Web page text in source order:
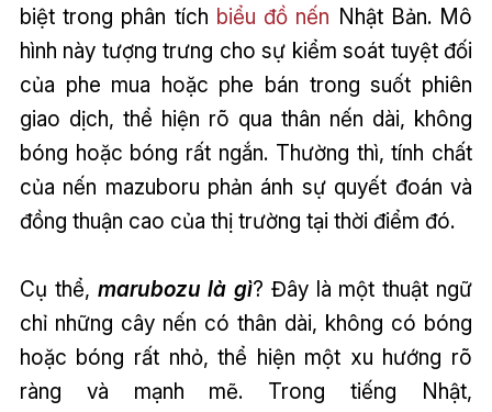
biệt trong phân tích biểu đồ nến Nhật Bản. Mô
hình này tượng trưng cho sự kiểm soát tuyệt đối
của phe mua hoặc phe bán trong suốt phiên
giao dịch, thể hiện rõ qua thân nến dài, không
bóng hoặc bóng rất ngắn. Thường thì, tính chất
của nến mazuboru phản ánh sự quyết đoán và
đồng thuận cao của thị trường tại thời điểm đó.
Cụ thể, marubozu là gì? Đây là một thuật ngữ
chỉ những cây nến có thân dài, không có bóng
hoặc bóng rất nhỏ, thể hiện một xu hướng rõ
ràng và mạnh mẽ. Trong tiếng Nhật,